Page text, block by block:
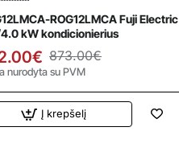
ROG12LMCA Fuji Electric
kW kondicionierius
873.00€
nurodyta su PVM
Į krepšelį